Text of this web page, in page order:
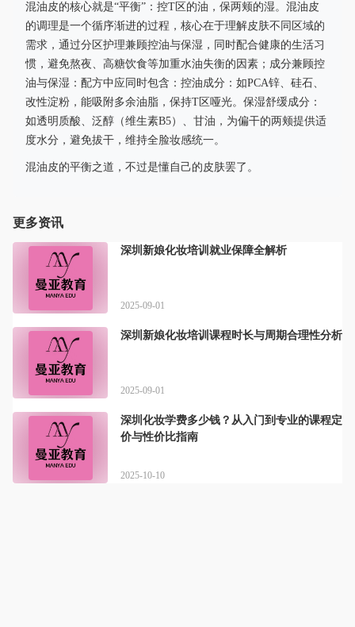
混油皮的核心就是“平衡”：控T区的油，保两颊的湿。混油皮
的调理是一个循序渐进的过程，核心在于理解皮肤不同区域的
需求，通过分区护理兼顾控油与保湿，同时配合健康的生活习
惯，避免熬夜、高糖饮食等加重水油失衡的因素；成分兼顾控
油与保湿：配方中应同时包含：控油成分：如PCA锌、硅石、
改性淀粉，能吸附多余油脂，保持T区哑光。保湿舒缓成分：
如透明质酸、泛醇（维生素B5）、甘油，为偏干的两颊提供适
度水分，避免拔干，维持全脸妆感统一。
混油皮的平衡之道，不过是懂自己的皮肤罢了。
更多资讯
深圳新娘化妆培训就业保障全解析
2025-09-01
深圳新娘化妆培训课程时长与周期合理性分析
2025-09-01
深圳化妆学费多少钱？从入门到专业的课程定
价与性价比指南
2025-10-10